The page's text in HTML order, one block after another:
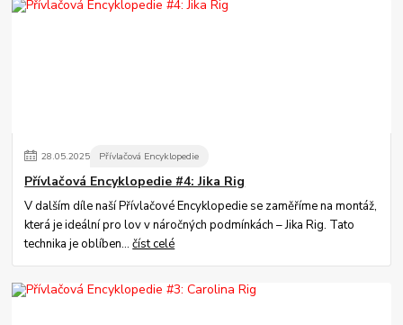
28.05.2025 Přívlačová Encyklopedie
Přívlačová Encyklopedie #4: Jika Rig
V dalším díle naší Přívlačové Encyklopedie se zaměříme na montáž,
která je ideální pro lov v náročných podmínkách – Jika Rig. Tato
technika je oblíben...číst celé